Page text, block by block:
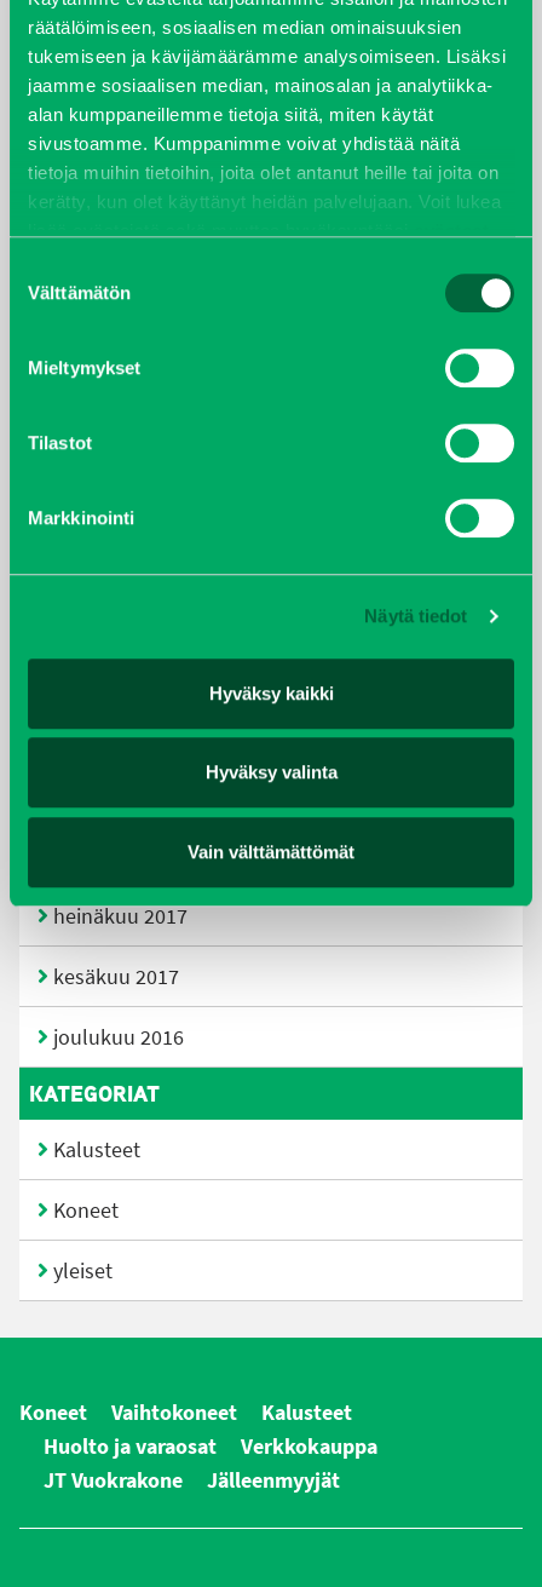
räätälöimiseen, sosiaalisen median ominaisuuksien
tukemiseen ja kävijämäärämme analysoimiseen. Lisäksi
jaamme sosiaalisen median, mainosalan ja analytiikka-
alan kumppaneillemme tietoja siitä, miten käytät
sivustoamme. Kumppanimme voivat yhdistää näitä
tietoja muihin tietoihin, joita olet antanut heille tai joita on
kerätty, kun olet käyttänyt heidän palvelujaan. Voit lukea
valinta
Välttämätön
Mieltymykset
Tilastot
Markkinointi
Näytä tiedot
Hyväksy kaikki
Hyväksy valinta
Vain välttämättömät
syyskuu 2023
joulukuu 2022
huhtikuu 2022
helmikuu 2022
kesäkuu 2021
tammikuu 2021
elokuu 2018
heinäkuu 2017
kesäkuu 2017
joulukuu 2016
KATEGORIAT
Kalusteet
Koneet
yleiset
Koneet Vaihtokoneet
Kalusteet
Huolto ja varaosat
Verkkokauppa
JT Vuokrakone
Jälleenmyyjät